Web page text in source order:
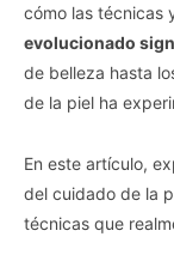
cómo las técnicas
evolucionado
de belleza hasta
de la piel ha
En este artículo,
del cuidado de la
técnicas que